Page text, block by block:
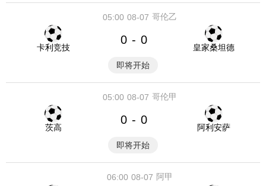
08-07
05:00 哥伦乙
卡利竞技
0 - 0
皇家桑坦德
即将开始
08-07
05:00 哥伦甲
茨高
0 - 0
阿利安萨
即将开始
08-07
06:00 阿甲